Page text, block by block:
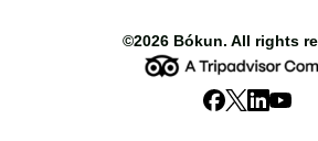
©2026 Bókun. All rights